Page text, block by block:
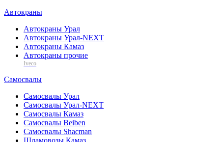
Автокраны
Автокраны Урал
Автокраны Урал-NEXT
Автокраны Камаз
Автокраны прочие
Iveco
Самосвалы
Самосвалы Урал
Самосвалы Урал-NEXT
Самосвалы Камаз
Самосвалы Beiben
Самосвалы Shacman
Шламовозы Камаз